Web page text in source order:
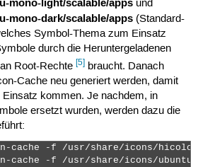
und
mono-dark/scalable/apps(Standard-
Symbol-Thema zum Einsatz
durch die Heruntergeladenen
Root-Rechte [5]braucht. Danach
Cache neu generiert werden, damit
kommen. Je nachdem, in
ersetzt wurden, werden dazu die
cache -f /usr/share/icons/hicolor
cache -f /usr/share/icons/